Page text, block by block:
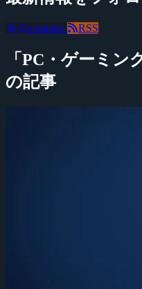
@negitaku RSS
「PC・ゲーミン
の記事